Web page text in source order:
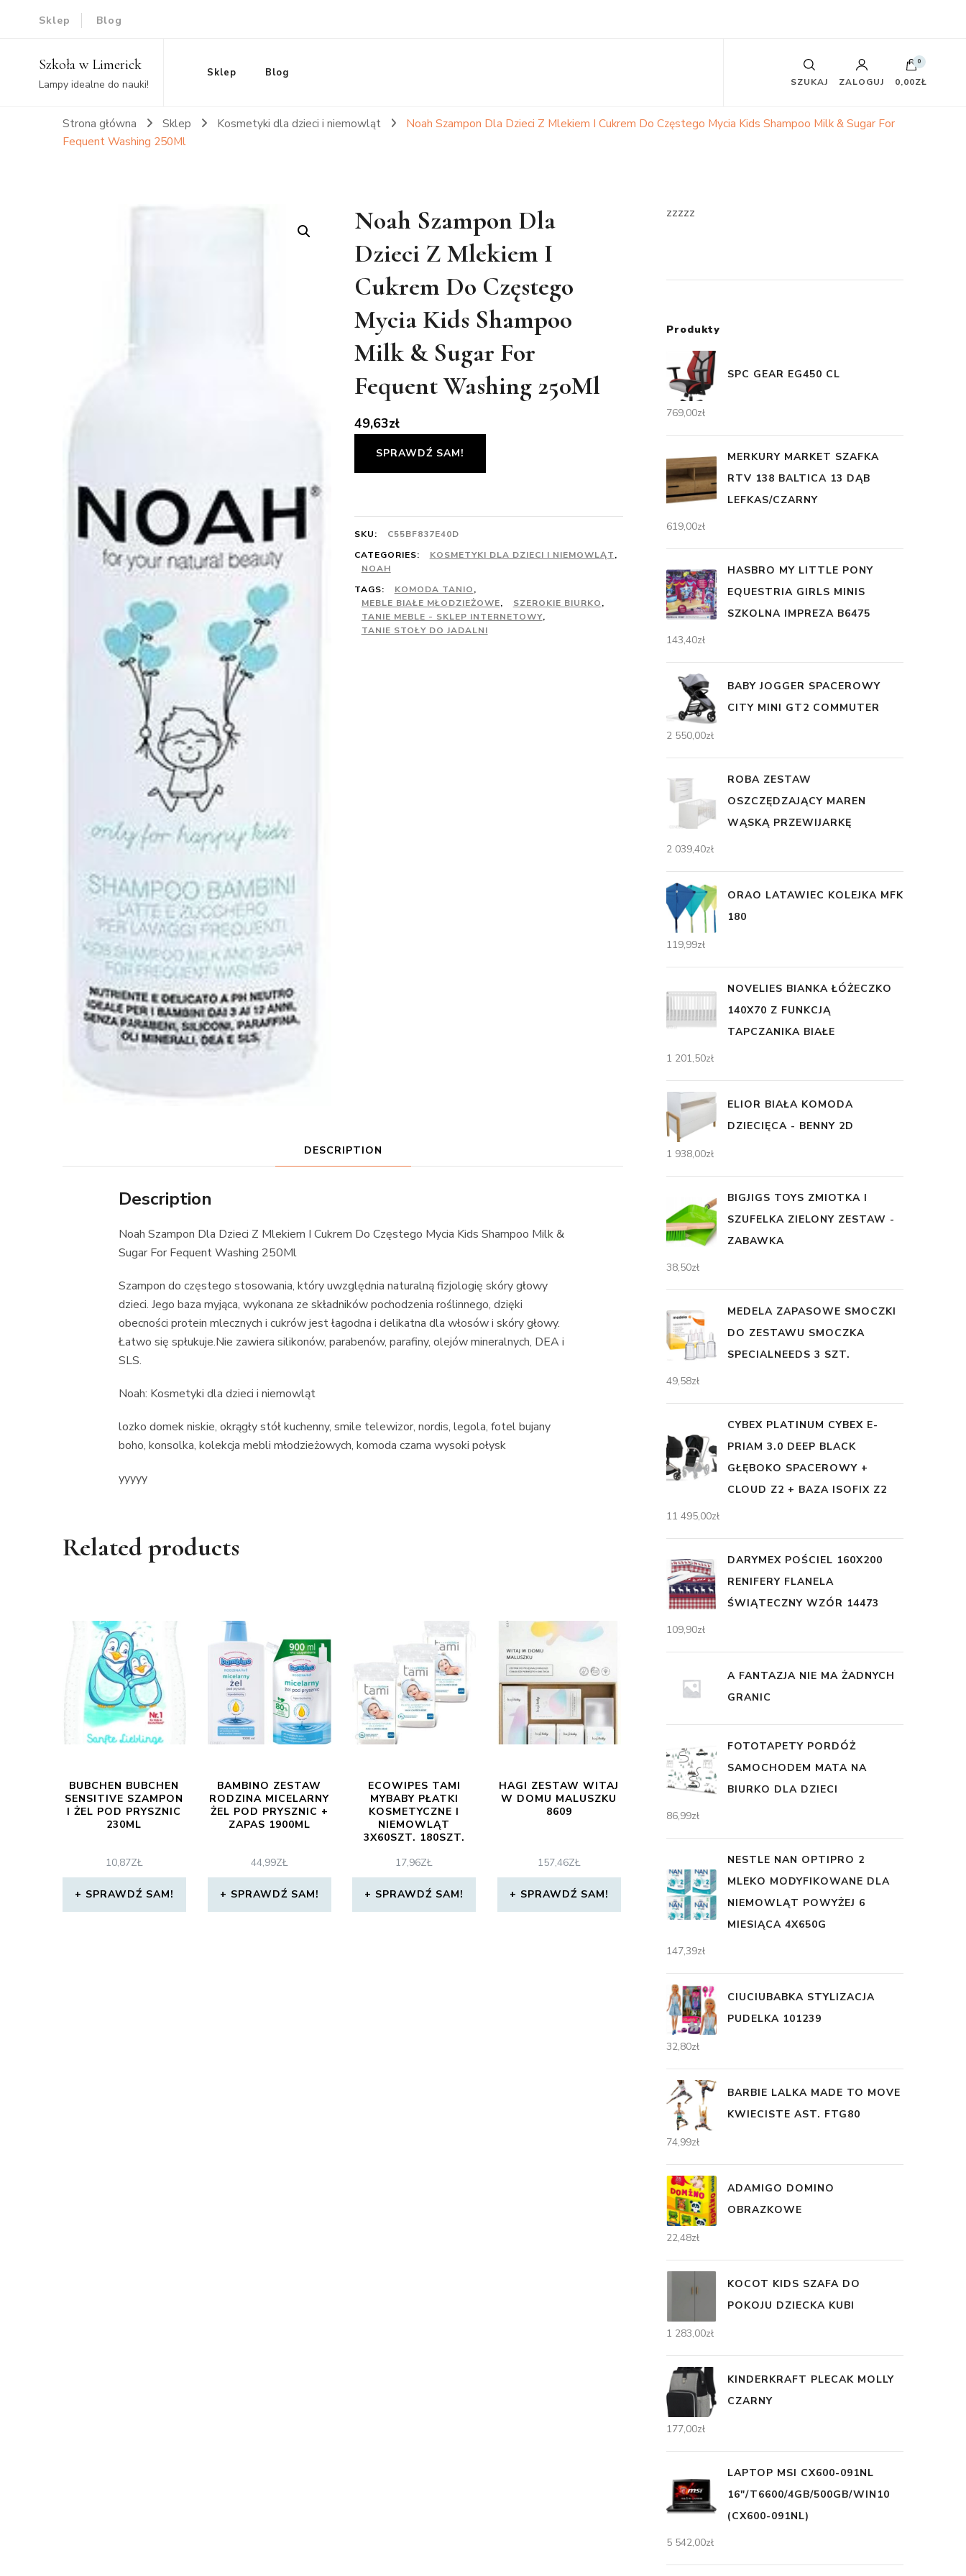
Sklep Blog
Szkoła w Limerick
Lampy idealne do nauki!
Sklep Blog
SZUKAJ ZALOGUJ
0
0,00ZŁ
Strona główna Sklep Kosmetyki dla dzieci i niemowląt
Noah Szampon Dla Dzieci Z Mlekiem I Cukrem Do Częstego Mycia Kids Shampoo Milk & Sugar For
Fequent Washing 250Ml
Noah Szampon Dla
Dzieci Z Mlekiem I
Cukrem Do Częstego
Mycia Kids Shampoo
Milk & Sugar For
Fequent Washing 250Ml
49,63zł
SPRAWDŹ SAM!
SKU:
C55BF837E40D
CATEGORIES:
KOSMETYKI DLA DZIECI I NIEMOWLĄT,
NOAH
TAGS:
KOMODA TANIO,
MEBLE BIAŁE MŁODZIEŻOWE, SZEROKIE BIURKO,
TANIE MEBLE - SKLEP INTERNETOWY,
TANIE STOŁY DO JADALNI
DESCRIPTION
Description
Noah Szampon Dla Dzieci Z Mlekiem I Cukrem Do Częstego Mycia Kids Shampoo Milk &
Sugar For Fequent Washing 250Ml
Szampon do częstego stosowania, który uwzględnia naturalną fizjologię skóry głowy
dzieci. Jego baza myjąca, wykonana ze składników pochodzenia roślinnego, dzięki
obecności protein mlecznych i cukrów jest łagodna i delikatna dla włosów i skóry głowy.
Łatwo się spłukuje.Nie zawiera silikonów, parabenów, parafiny, olejów mineralnych, DEA i
SLS.
Noah: Kosmetyki dla dzieci i niemowląt
lozko domek niskie, okrągły stół kuchenny, smile telewizor, nordis, legola, fotel bujany
boho, konsolka, kolekcja mebli młodzieżowych, komoda czarna wysoki połysk
yyyyy
Related products
BUBCHEN BUBCHEN
SENSITIVE SZAMPON
I ŻEL POD PRYSZNIC
230ML
10,87ZŁ
SPRAWDŹ SAM!
BAMBINO ZESTAW
RODZINA MICELARNY
ŻEL POD PRYSZNIC +
ZAPAS 1900ML
44,99ZŁ
SPRAWDŹ SAM!
ECOWIPES TAMI
MYBABY PŁATKI
KOSMETYCZNE I
NIEMOWLĄT
3X60SZT. 180SZT.
17,96ZŁ
SPRAWDŹ SAM!
HAGI ZESTAW WITAJ
W DOMU MALUSZKU
8609
157,46ZŁ
SPRAWDŹ SAM!
zzzzz
Produkty
SPC GEAR EG450 CL
769,00zł
MERKURY MARKET SZAFKA
RTV 138 BALTICA 13 DĄB
LEFKAS/CZARNY
619,00zł
HASBRO MY LITTLE PONY
EQUESTRIA GIRLS MINIS
SZKOLNA IMPREZA B6475
143,40zł
BABY JOGGER SPACEROWY
CITY MINI GT2 COMMUTER
2 550,00zł
ROBA ZESTAW
OSZCZĘDZAJĄCY MAREN
WĄSKĄ PRZEWIJARKĘ
2 039,40zł
ORAO LATAWIEC KOLEJKA MFK
180
119,99zł
NOVELIES BIANKA ŁÓŻECZKO
140X70 Z FUNKCJĄ
TAPCZANIKA BIAŁE
1 201,50zł
ELIOR BIAŁA KOMODA
DZIECIĘCA - BENNY 2D
1 938,00zł
BIGJIGS TOYS ZMIOTKA I
SZUFELKA ZIELONY ZESTAW -
ZABAWKA
38,50zł
MEDELA ZAPASOWE SMOCZKI
DO ZESTAWU SMOCZKA
SPECIALNEEDS 3 SZT.
49,58zł
CYBEX PLATINUM CYBEX E-
PRIAM 3.0 DEEP BLACK
GŁĘBOKO SPACEROWY +
CLOUD Z2 + BAZA ISOFIX Z2
11 495,00zł
DARYMEX POŚCIEL 160X200
RENIFERY FLANELA
ŚWIĄTECZNY WZÓR 14473
109,90zł
A FANTAZJA NIE MA ŻADNYCH
GRANIC
FOTOTAPETY PORDÓŻ
SAMOCHODEM MATA NA
BIURKO DLA DZIECI
86,99zł
NESTLE NAN OPTIPRO 2
MLEKO MODYFIKOWANE DLA
NIEMOWLĄT POWYŻEJ 6
MIESIĄCA 4X650G
147,39zł
CIUCIUBABKA STYLIZACJA
PUDELKA 101239
32,80zł
BARBIE LALKA MADE TO MOVE
KWIECISTE AST. FTG80
74,99zł
ADAMIGO DOMINO
OBRAZKOWE
22,48zł
KOCOT KIDS SZAFA DO
POKOJU DZIECKA KUBI
1 283,00zł
KINDERKRAFT PLECAK MOLLY
CZARNY
177,00zł
LAPTOP MSI CX600-091NL
16"/T6600/4GB/500GB/WIN10
(CX600-091NL)
5 542,00zł